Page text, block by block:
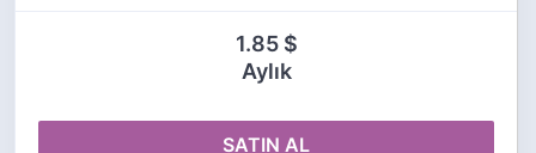
1.85 $
Aylık
SATIN AL